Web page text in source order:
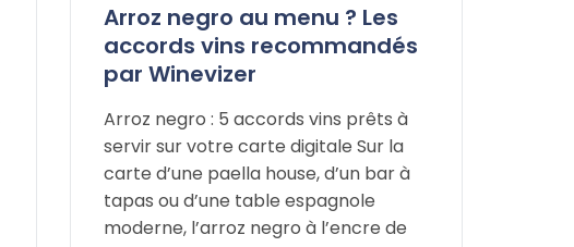
Arroz negro au menu ? Les
accords vins recommandés
par Winevizer
Arroz negro : 5 accords vins prêts à
servir sur votre carte digitale Sur la
carte d’une paella house, d’un bar à
tapas ou d’une table espagnole
moderne, l’arroz negro à l’encre de